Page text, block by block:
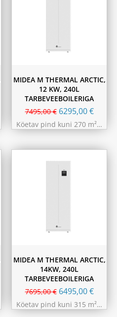
MIDEA M THERMAL ARCTIC,
12 KW, 240L
TARBEVEEBOILERIGA
7495,00€ 6295,00€
Köetav pind kuni 270 m²…
MIDEA M THERMAL ARCTIC,
14KW, 240L
TARBEVEEBOILERIGA
7695,00€ 6495,00€
Köetav pind kuni 315 m²…